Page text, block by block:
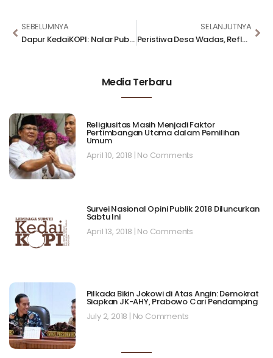
SEBELUMNYA
Dapur KedaiKOPI: Nalar Publik akan Terjaga Bila Para Pemimpin Mampu Menghindar dari Benturan Kepentingan
SELANJUTNYA
Peristiwa Desa Wadas, Refleksi Tujuan Pembangunan Pemerintah
Media Terbaru
Religiusitas Masih Menjadi Faktor
Pertimbangan Utama dalam Pemilihan
Umum
April 10, 2018 No Comments
Survei Nasional Opini Publik 2018 Diluncurkan
Sabtu Ini
April 13, 2018 No Comments
Pilkada Bikin Jokowi di Atas Angin: Demokrat
Siapkan JK-AHY, Prabowo Cari Pendamping
July 2, 2018 No Comments